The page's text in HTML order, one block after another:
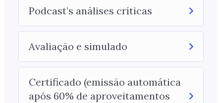
Podcast’s análises críticas
Avaliação e simulado
Certificado (emissão automática
após 60% de aproveitamentos